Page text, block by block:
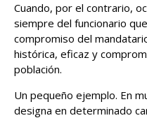
Cuando, por el contrario,
siempre del funcionario
compromiso del
histórica, eficaz y
población.
Un pequeño ejemplo. En
designa en determinado